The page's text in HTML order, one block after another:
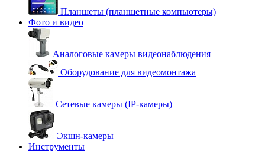
Планшеты (планшетные компьютеры)
Фото и видео
Аналоговые камеры видеонаблюдения
Оборудование для видеомонтажа
Сетевые камеры (IP-камеры)
Экшн-камеры
Инструменты